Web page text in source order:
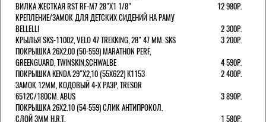
ВИЛКА ЖЕСТКАЯ RST RF-M7 28"Х1 1/8"
12 980Р.
КРЕПЛЕНИЕ/ЗАМОК ДЛЯ ДЕТСКИХ СИДЕНИЙ НА РАМУ
BELLELLI
2 300Р.
КРЫЛЬЯ SKS-11002, VELO 47 TREKKING, 28" 47 ММ. SKS
3 200Р.
ПОКРЫШКА 26X2.00 (50-559) MARATHON PERF,
GREENGUARD, TWINSKIN,SCHWALBE
4 590Р.
ПОКРЫШКА KENDA 29"Х2,10 (55X622) K1153
2 400Р.
ЗАМОК 12ММ, КОДОВЫЙ 4-Х РАЗР, TRESOR
6512C/180СМ. ABUS
3 890Р.
ПОКРЫШКА 26X2.10 (54-559) СЛИК АНТИПРОКОЛ.
СЛОЙ 3ММ H.R.T.
1 580Р.